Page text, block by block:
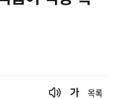
목록